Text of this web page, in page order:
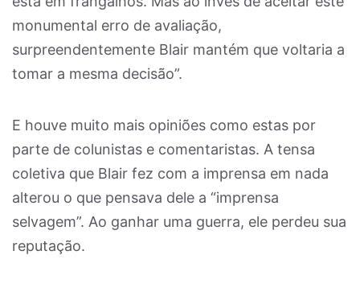
monumental erro de avaliação,
surpreendentemente Blair mantém que voltaria a
tomar a mesma decisão”.
E houve muito mais opiniões como estas por
parte de colunistas e comentaristas. A tensa
coletiva que Blair fez com a imprensa em nada
alterou o que pensava dele a “imprensa
selvagem”. Ao ganhar uma guerra, ele perdeu sua
reputação.